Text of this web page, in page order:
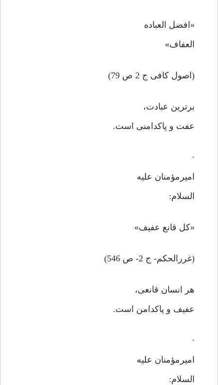
«افضل العباده
العفاف»
(اصول کافی ج 2 ص 79)
برترین عبادت،
عفت و پاکدامنی است.
·
امیرمؤمنان علیه
السلام:
«کل قانع عفیف»
(غررالحکم- ج 2- ص 546)
هر انسان قانعی،
عفیف و پاکدامن است.
·
امیرمؤمنان علیه
السلام: